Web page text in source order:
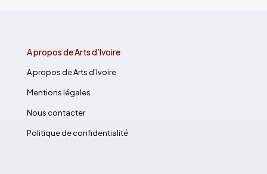
A propos de Arts d’Ivoire
A propos de Arts d’Ivoire
Mentions légales
Nous contacter
Politique de confidentialité